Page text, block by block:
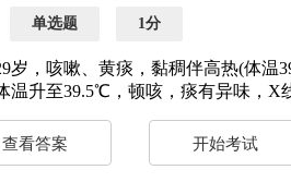
单选题 1分
岁，咳嗽、黄痰，黏稠伴高热(体
温升至39.5℃，顿咳，痰有异味，X
查看答案 开始考试